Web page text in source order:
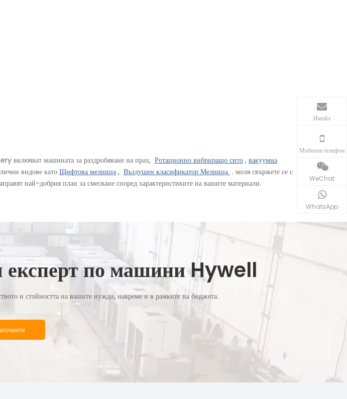
включват машината за раздробяване на прах, Ротационно вибриращо сито , вакуумна
видове като Щифтова мелница , Въздушен класификатор Мелница . моля свържете се с
най-добрия план за смесване според характеристиките на вашите материали.
експерт по машини Hywell
и стойността на вашите нужди, навреме и в рамките на бюджета.
Имейл
Мобилен телефон
WeChat
WhatsApp